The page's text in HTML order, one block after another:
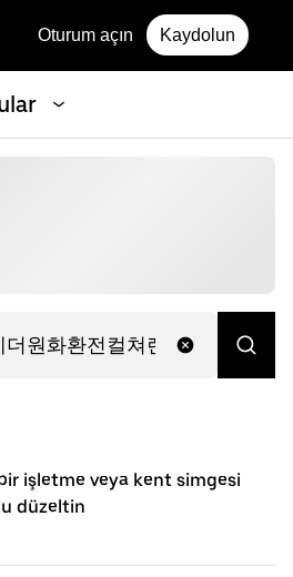
Oturum açın Kaydolun
işletme veya kent simgesi
düzeltin